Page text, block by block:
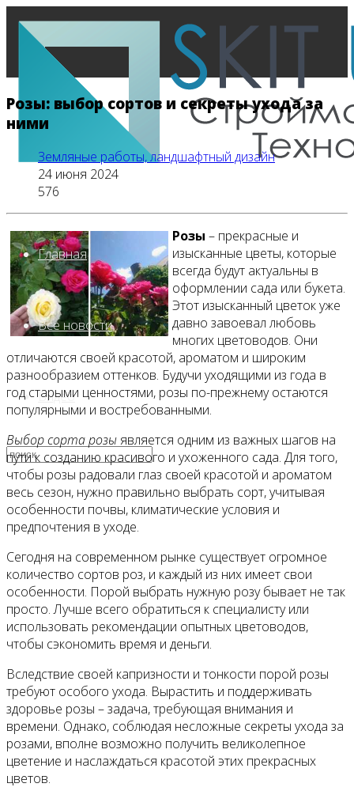
Главная
Все новости
Видео
Розы: выбор сортов и секреты ухода за
ними
Земляные работы, ландшафтный дизайн
24 июня 2024
576
Розы – прекрасные и
изысканные цветы, которые
всегда будут актуальны в
оформлении сада или букета.
Этот изысканный цветок уже
давно завоевал любовь
многих цветоводов. Они
отличаются своей красотой, ароматом и широким
разнообразием оттенков. Будучи уходящими из года в
год старыми ценностями, розы по-прежнему остаются
популярными и востребованными.
Выбор сорта розы является одним из важных шагов на
пути к созданию красивого и ухоженного сада. Для того,
чтобы розы радовали глаз своей красотой и ароматом
весь сезон, нужно правильно выбрать сорт, учитывая
особенности почвы, климатические условия и
предпочтения в уходе.
Сегодня на современном рынке существует огромное
количество сортов роз, и каждый из них имеет свои
особенности. Порой выбрать нужную розу бывает не так
просто. Лучше всего обратиться к специалисту или
использовать рекомендации опытных цветоводов,
чтобы сэкономить время и деньги.
Вследствие своей капризности и тонкости порой розы
требуют особого ухода. Вырастить и поддерживать
здоровье розы – задача, требующая внимания и
времени. Однако, соблюдая несложные секреты ухода за
розами, вполне возможно получить великолепное
цветение и наслаждаться красотой этих прекрасных
цветов.